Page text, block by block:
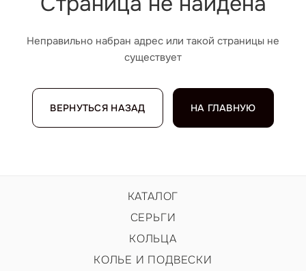
Неправильно набран адрес или такой страницы не
существует
ВЕРНУТЬСЯ НАЗАД НА ГЛАВНУЮ
КАТАЛОГ
СЕРЬГИ
КОЛЬЦА
КОЛЬЕ И ПОДВЕСКИ